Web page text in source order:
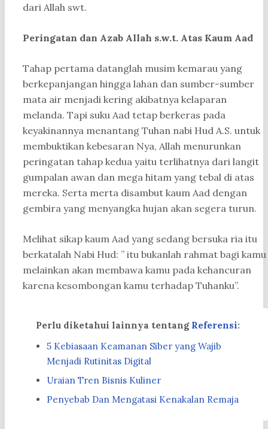
dari Allah swt.
Peringatan dan Azab Allah s.w.t. Atas Kaum Aad
Tahap pertama datanglah musim kemarau yang
berkepanjangan hingga lahan dan sumber-sumber
mata air menjadi kering akibatnya kelaparan
melanda. Tapi suku Aad tetap berkeras pada
keyakinannya menantang Tuhan nabi Hud A.S. untuk
membuktikan kebesaran Nya, Allah menurunkan
peringatan tahap kedua yaitu terlihatnya dari langit
gumpalan awan dan mega hitam yang tebal di atas
mereka. Serta merta disambut kaum Aad dengan
gembira yang menyangka hujan akan segera turun.
Melihat sikap kaum Aad yang sedang bersuka ria itu
berkatalah Nabi Hud: ” itu bukanlah rahmat bagi kamu
melainkan akan membawa kamu pada kehancuran
karena kesombongan kamu terhadap Tuhanku”.
Perlu diketahui lainnya tentang Referensi:
5 Kebiasaan Keamanan Siber yang Wajib
Menjadi Rutinitas Digital
Uraian Tren Bisnis Kuliner
Penyebab Dan Mengatasi Kenakalan Remaja